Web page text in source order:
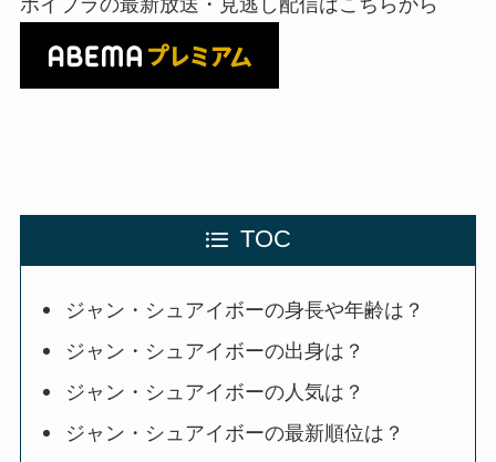
ボイプラの最新放送・見逃し配信はこちらから
TOC
ジャン・シュアイボーの身長や年齢は？
ジャン・シュアイボーの出身は？
ジャン・シュアイボーの人気は？
ジャン・シュアイボーの最新順位は？